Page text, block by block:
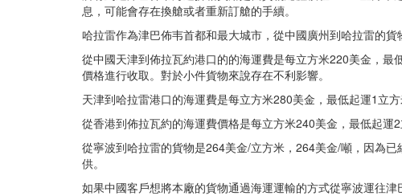
息，可能會存在換艙或者重新訂艙的手續。
哈拉雷作為津巴佈韦首都和最大城市，從中國廣州到哈拉雷的
從中國天津到佈拉瓦約港口的的海運費是每立方米220美金，
價格進行收取。對於小件貨物來說存在不利影響。
天津到哈拉雷港口的海運費是每立方米280美金，最低起運1立方
從香港到佈拉瓦約的海運費價格是每立方米240美金，最低起運
從寧波到哈拉雷的貨物是264美金/立方米，264美金/噸，因為
供。
如果中國客戶想將本廠的貨物通過海運運輸的方式從寧波運往